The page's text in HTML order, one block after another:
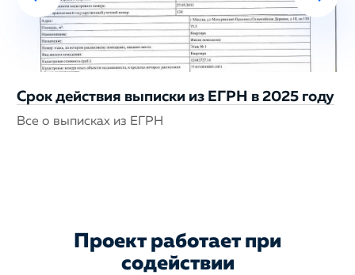
Срок действия выписки из ЕГРН в 2025 году
Все о выписках из ЕГРН
Проект работает при
содействии